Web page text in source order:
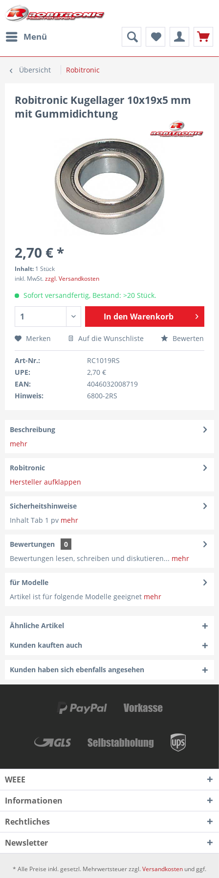
Menü
Übersicht Robitronic
Robitronic Kugellager 10x19x5 mm
mit Gummidichtung
2,70 € *
Inhalt: 1 Stück
inkl. MwSt.zzgl. Versandkosten
Sofort versandfertig, Bestand: >20 Stück.
In den Warenkorb
Merken Auf die Wunschliste Bewerten
Art-Nr.:
RC1019RS
UPE:
2,70 €
EAN:
4046032008719
Hinweis:
6800-2RS
Beschreibung
mehr
Robitronic
Hersteller aufklappen
Sicherheitshinweise
Inhalt Tab 1 pv mehr
Bewertungen
0
Bewertungen lesen, schreiben und diskutieren... mehr
für Modelle
Artikel ist für folgende Modelle geeignet mehr
Ähnliche Artikel
Kunden kauften auch
Kunden haben sich ebenfalls angesehen
WEEE
Informationen
Rechtliches
Newsletter
* Alle Preise inkl. gesetzl. Mehrwertsteuer zzgl.Versandkosten und ggf.